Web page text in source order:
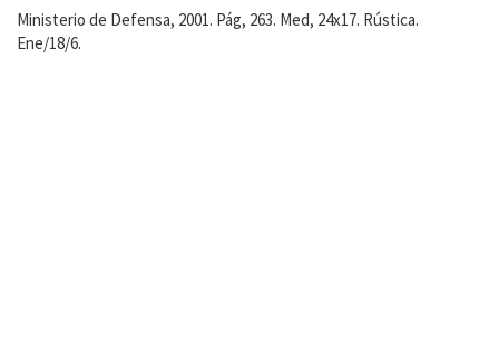
Ministerio de Defensa, 2001. Pág, 263. Med, 24x17. Rústica.
Ene/18/6.